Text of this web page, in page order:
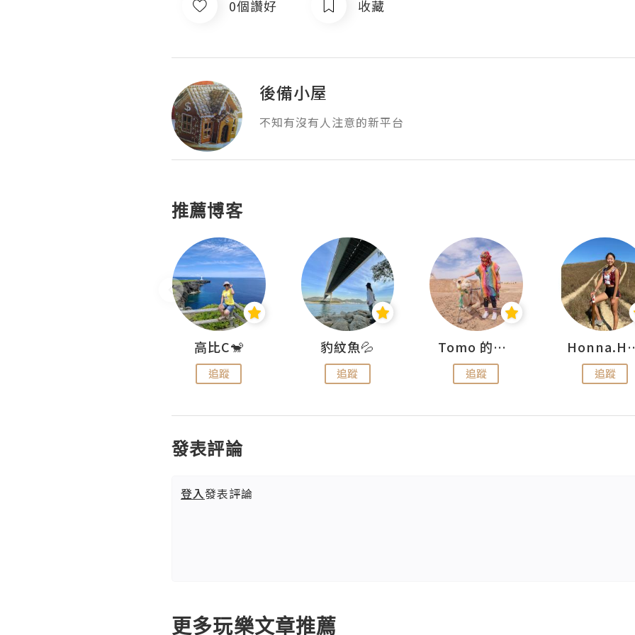
0個讚好 收藏
後備小屋
不知有沒有人注意的新平台
推薦博客
高比C🐒
追蹤
豹紋魚💦
追蹤
Tomo 的快樂宇宙
追蹤 追蹤
發表評論
登入發表評論
更多玩樂文章推薦